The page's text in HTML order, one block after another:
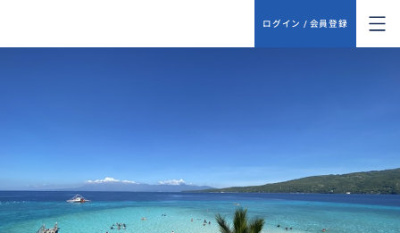
ログイン / 会員登録